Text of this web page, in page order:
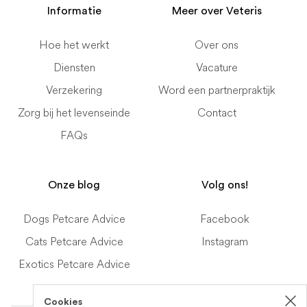
Cookies
Informatie
Hoe het werkt
Diensten
Verzekering
Zorg bij het levenseinde
FAQs
Meer over Veteris
Over ons
Vacature
Word een partnerpraktijk
Contact
Onze blog
Dogs Petcare Advice
Cats Petcare Advice
Exotics Petcare Advice
Volg ons!
Facebook
Instagram